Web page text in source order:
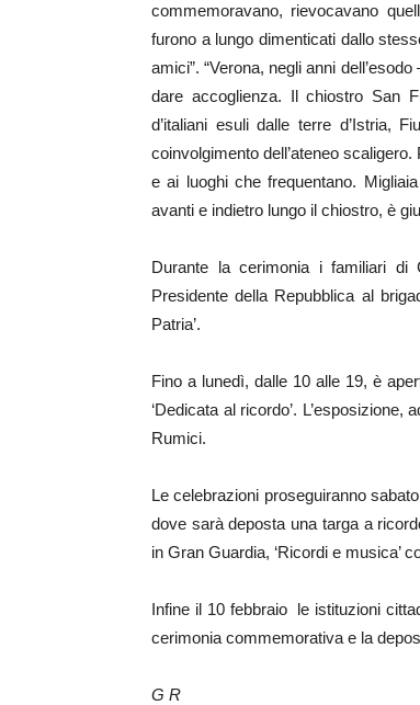
commemoravano, rievocavano
furono a lungo dimenticati dallo
amici”. “Verona, negli anni
dare accoglienza. Il chiostro San
d’italiani esuli dalle terre d’Istria,
coinvolgimento dell’ateneo
e ai luoghi che frequentano.
avanti e indietro lungo il chiostro, è
Durante la cerimonia i familiari di
Presidente della Repubblica al
Patria’.
Fino a lunedì, dalle 10 alle 19, è
‘Dedicata al ricordo’.
Rumici.
Le celebrazioni proseguiranno
dove sarà deposta una targa a
in Gran Guardia, ‘Ricordi e musica’
Infine il 10 febbraio le istituzioni
cerimonia commemorativa e la
G R